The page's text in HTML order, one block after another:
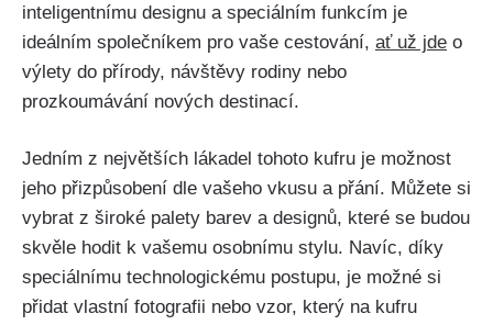
inteligentnímu designu‍ a speciálním funkcím je
ideálním společníkem pro vaše ⁣cestování,‍ ať už jde ‌o
výlety do přírody,⁢ návštěvy rodiny nebo
prozkoumávání nových destinací.
Jedním z největších lákadel tohoto kufru je možnost
jeho přizpůsobení dle ‌vašeho vkusu a přání. Můžete si
vybrat z široké palety barev ⁢a designů, které se budou
skvěle hodit k vašemu osobnímu stylu. Navíc, díky
speciálnímu technologickému⁢ postupu, je možné si
přidat ‍vlastní fotografii ‌nebo vzor, který na kufru